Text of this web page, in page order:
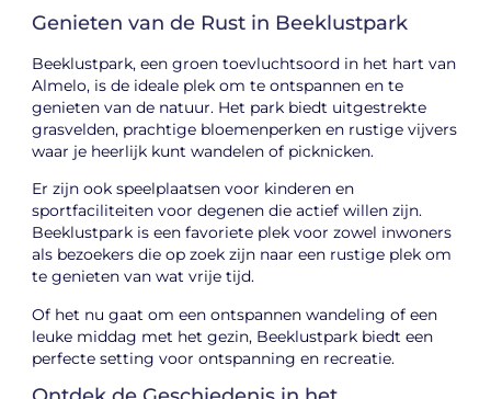
Genieten van de Rust in Beeklustpark
Beeklustpark, een groen toevluchtsoord in het hart van
Almelo, is de ideale plek om te ontspannen en te
genieten van de natuur. Het park biedt uitgestrekte
grasvelden, prachtige bloemenperken en rustige vijvers
waar je heerlijk kunt wandelen of picknicken.
Er zijn ook speelplaatsen voor kinderen en
sportfaciliteiten voor degenen die actief willen zijn.
Beeklustpark is een favoriete plek voor zowel inwoners
als bezoekers die op zoek zijn naar een rustige plek om
te genieten van wat vrije tijd.
Of het nu gaat om een ontspannen wandeling of een
leuke middag met het gezin, Beeklustpark biedt een
perfecte setting voor ontspanning en recreatie.